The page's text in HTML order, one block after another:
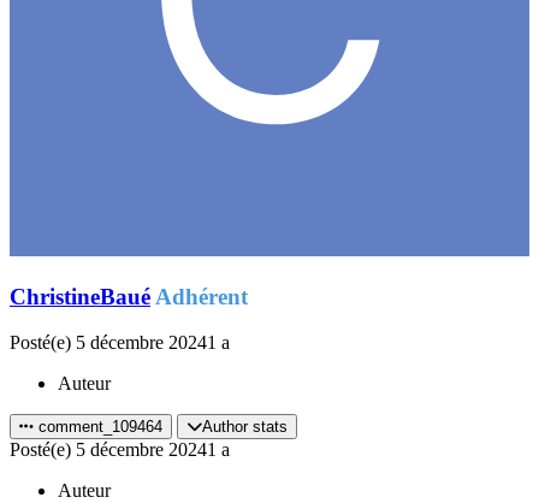
ChristineBaué Adhérent
Posté(e) 5 décembre 20241 a
Auteur
comment_109464 Author stats
Posté(e) 5 décembre 20241 a
Auteur